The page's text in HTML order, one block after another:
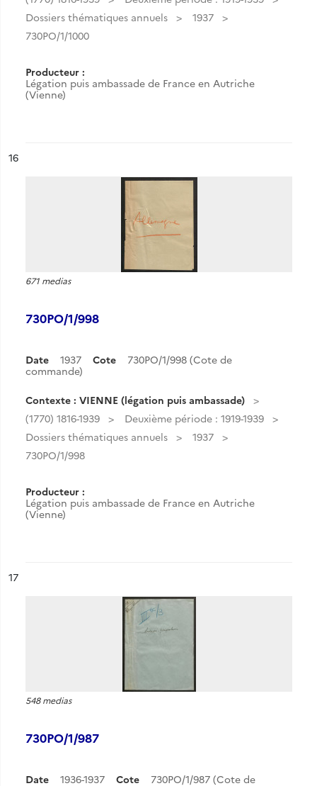
Dossiers thématiques annuels
1937
730PO/1/1000
Producteur :
Légation puis ambassade de France en Autriche
(Vienne)
n°
16
671 medias
730PO/1/998
Date 1937 Cote
730PO/1/998 (Cote de
commande)
Contexte : VIENNE (légation puis ambassade)
(1770) 1816-1939
Deuxième période : 1919-1939
Dossiers thématiques annuels
1937
730PO/1/998
Producteur :
Légation puis ambassade de France en Autriche
(Vienne)
n°
17
548 medias
730PO/1/987
Date 1936-1937 Cote
730PO/1/987 (Cote de